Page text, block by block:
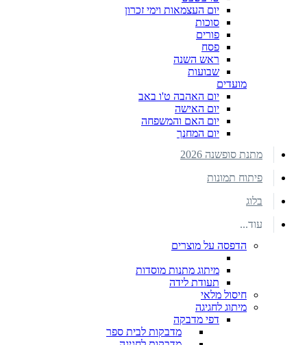
יום העצמאות וימי זכרון
סוכות
פורים
פסח
ראש השנה
שבועות
מועדים
יום האהבה ט'ו באב
יום האישה
יום האם והמשפחה
יום המחנך
מתנת סופשנה 2026
פיתוח תמונות
בלוג
עוד...
הדפסה על מוצרים
מיתוג מתנות מוסדות
תעודת לידה
חיסול מלאי
מיתוג לחגיגה
דפי מדבקה
מדבקות לבית ספר